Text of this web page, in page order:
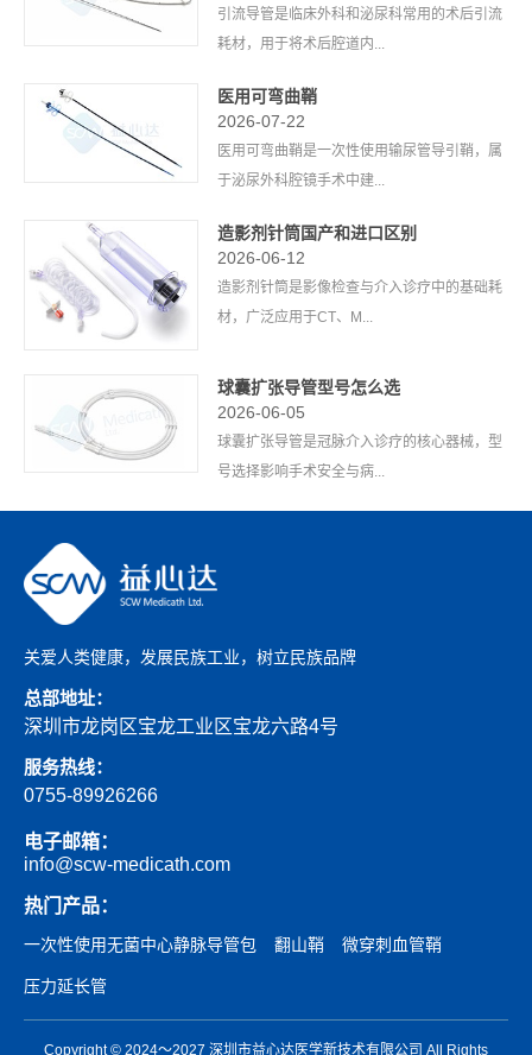
引流导管是临床外科和泌尿科常用的术后引流
耗材，用于将术后腔道内...
医用可弯曲鞘
2026-07-22
医用可弯曲鞘是一次性使用输尿管导引鞘，属
于泌尿外科腔镜手术中建...
造影剂针筒国产和进口区别
2026-06-12
造影剂针筒是影像检查与介入诊疗中的基础耗
材，广泛应用于CT、M...
球囊扩张导管型号怎么选
2026-06-05
球囊扩张导管是冠脉介入诊疗的核心器械，型
号选择影响手术安全与病...
关爱人类健康，发展民族工业，树立民族品牌
总部地址：
深圳市龙岗区宝龙工业区宝龙六路4号
服务热线：
0755-89926266
电子邮箱：
info@scw-medicath.com
热门产品：
一次性使用无菌中心静脉导管包 翻山鞘 微穿刺血管鞘
压力延长管
Copyright © 2024～2027 深圳市益心达医学新技术有限公司 All Rights